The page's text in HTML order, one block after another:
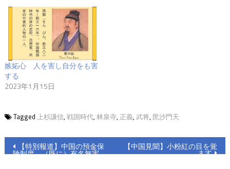
嫉妬心 人を害し自分をも害
する
2023年1月15日
Tagged 上杉謙信, 戦国時代, 林泉寺, 正義, 武将, 毘沙門天
投 【特別報道】中国の預金保
険制度、（既に）有名無実
【中国見聞】小粉紅の目を覚
ます